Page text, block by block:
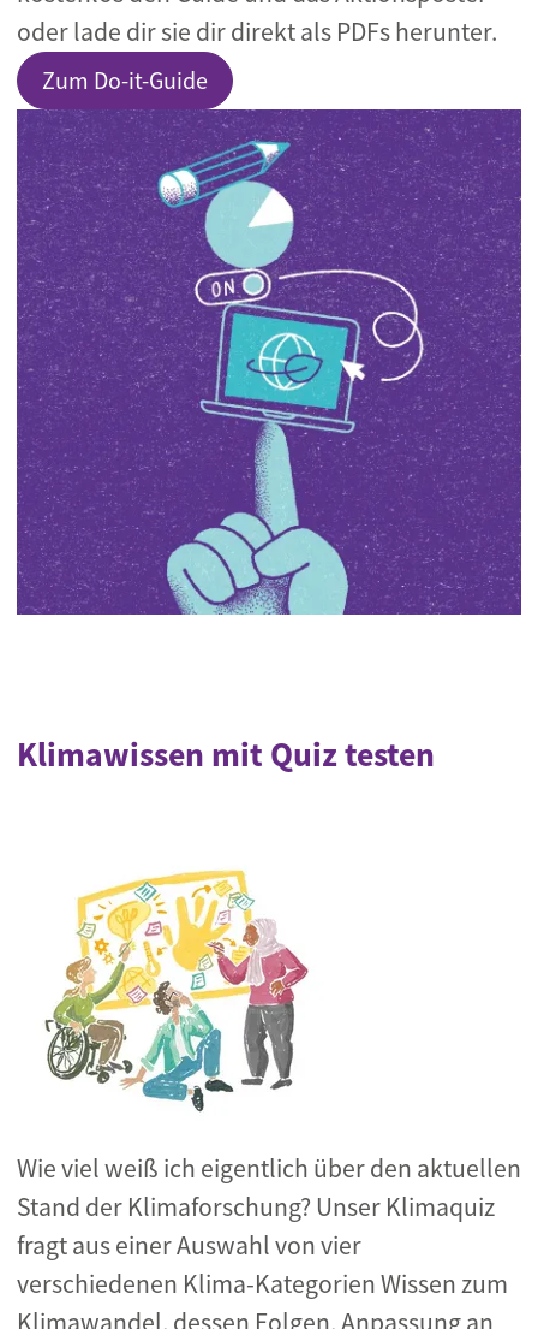
oder lade dir sie dir direkt als PDFs herunter.
Zum Do-it-Guide
Klimawissen mit Quiz testen
Wie viel weiß ich eigentlich über den aktuellen
Stand der Klimaforschung? Unser Klimaquiz
fragt aus einer Auswahl von vier
verschiedenen Klima-Kategorien Wissen zum